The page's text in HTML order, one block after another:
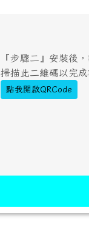
『步驟二』安裝後
掃描此二維碼以完成
點我開啟QRCode